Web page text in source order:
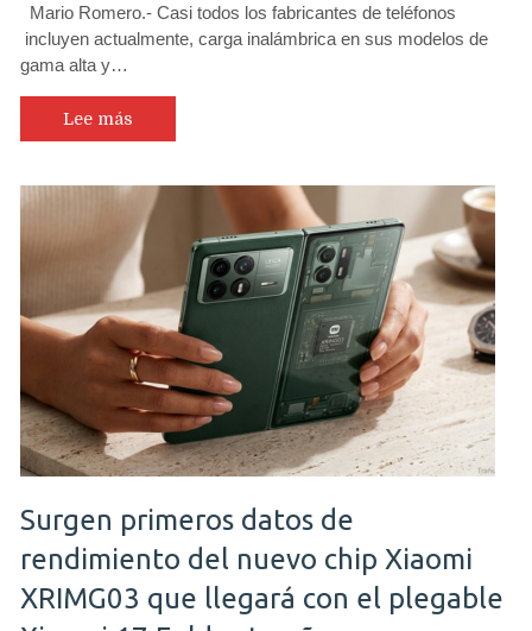
Mario Romero.- Casi todos los fabricantes de teléfonos
incluyen actualmente, carga inalámbrica en sus modelos de
gama alta y…
Lee más
Surgen primeros datos de
rendimiento del nuevo chip Xiaomi
XRIMG03 que llegará con el plegable